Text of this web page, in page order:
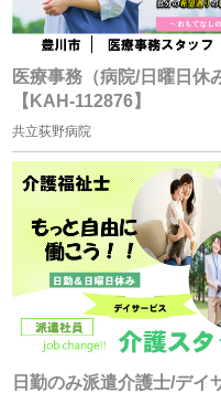
応募者の方への個人情報
・採用応募時に取得した
トリーフォーム、口頭（電
・就職斡旋サイトや人材
お取引様の個人情報
・お問い合せフォーム、
またはFAXによる取得
個人情報の管理について責
・株式会社フォーテック
医療事務（病院/日曜日休
【KAH-112876】
共立荻野病院
日勤のみ派遣介護士/デイ